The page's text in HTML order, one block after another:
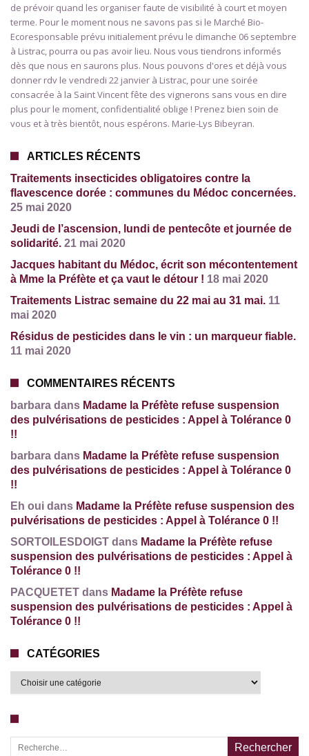
de prévoir quand les organiser faute de visibilité à court et moyen
terme. Pour le moment nous ne savons pas si le Marché Bio-
Ecoresponsable prévu initialement prévu le dimanche 06 septembre
à Listrac, pourra ou pas avoir lieu. Nous vous tiendrons informés
dès que nous en saurons plus. Nous pouvons d'ores et déjà vous
donner rdv le vendredi 22 janvier à Listrac, pour une soirée
consacrée à la Saint Vincent fête des vignerons sans vous en dire
plus pour le moment, confidentialité oblige ! Prenez bien soin de
vous et à très bientôt, nous espérons. Marie-Lys Bibeyran.
ARTICLES RÉCENTS
Traitements insecticides obligatoires contre la
flavescence dorée : communes du Médoc concernées.
25 mai 2020
Jeudi de l’ascension, lundi de pentecôte et journée de
solidarité. 21 mai 2020
Jacques habitant du Médoc, écrit son mécontentement
à Mme la Préfète et ça vaut le détour ! 18 mai 2020
Traitements Listrac semaine du 22 mai au 31 mai. 11
mai 2020
Résidus de pesticides dans le vin : un marqueur fiable.
11 mai 2020
COMMENTAIRES RÉCENTS
barbara dans Madame la Préfète refuse suspension
des pulvérisations de pesticides : Appel à Tolérance 0
!!
barbara dans Madame la Préfète refuse suspension
des pulvérisations de pesticides : Appel à Tolérance 0
!!
Eh oui dans Madame la Préfète refuse suspension des
pulvérisations de pesticides : Appel à Tolérance 0 !!
SORTOILESDOIGT dans Madame la Préfète refuse
suspension des pulvérisations de pesticides : Appel à
Tolérance 0 !!
PACQUETET dans Madame la Préfète refuse
suspension des pulvérisations de pesticides : Appel à
Tolérance 0 !!
CATÉGORIES
Recherche pour :